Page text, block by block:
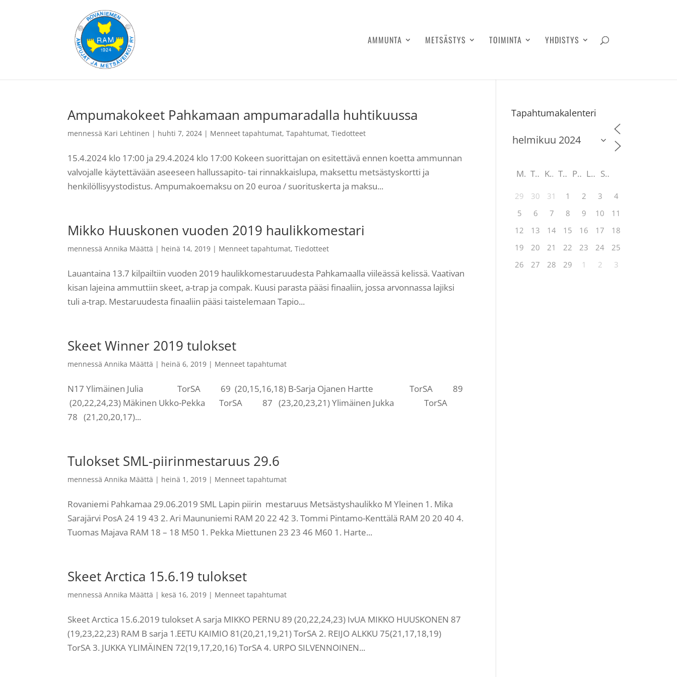
AMMUNTA METSÄSTYS TOIMINTA YHDISTYS
Ampumakokeet Pahkamaan ampumaradalla huhtikuussa
mennessä Kari Lehtinen | huhti 7, 2024 | Menneet tapahtumat,Tapahtumat,Tiedotteet
15.4.2024 klo 17:00 ja 29.4.2024 klo 17:00 Kokeen suorittajan on esitettävä ennen koetta ammunnan
valvojalle käytettävään aseeseen hallussapito- tai rinnakkaislupa, maksettu metsästyskortti ja
henkilöllisyystodistus. Ampumakoemaksu on 20 euroa / suorituskerta ja maksu...
Mikko Huuskonen vuoden 2019 haulikkomestari
mennessäAnnika Määttä | heinä 14, 2019 | Menneet tapahtumat,Tiedotteet
Lauantaina 13.7 kilpailtiin vuoden 2019 haulikkomestaruudesta Pahkamaalla viileässä kelissä. Vaativan
kisan lajeina ammuttiin skeet, a-trap ja compak. Kuusi parasta pääsi finaaliin, jossa arvonnassa lajiksi
tuli a-trap. Mestaruudesta finaaliin pääsi taistelemaan Tapio...
Skeet Winner 2019 tulokset
mennessäAnnika Määttä | heinä 6, 2019 | Menneet tapahtumat
N17 Ylimäinen Julia TorSA 69 (20,15,16,18) B-Sarja Ojanen Hartte TorSA 89
(20,22,24,23) Mäkinen Ukko-Pekka TorSA 87 (23,20,23,21) Ylimäinen Jukka TorSA
78 (21,20,20,17)...
Tulokset SML-piirinmestaruus 29.6
mennessäAnnika Määttä | heinä 1, 2019 | Menneet tapahtumat
Rovaniemi Pahkamaa 29.06.2019 SML Lapin piirin mestaruus Metsästyshaulikko M Yleinen 1. Mika
Sarajärvi PosA 24 19 43 2. Ari Maununiemi RAM 20 22 42 3. Tommi Pintamo-Kenttälä RAM 20 20 40 4.
Tuomas Majava RAM 18 – 18 M50 1. Pekka Miettunen 23 23 46 M60 1. Harte...
Skeet Arctica 15.6.19 tulokset
mennessäAnnika Määttä | kesä 16, 2019 | Menneet tapahtumat
Skeet Arctica 15.6.2019 tulokset A sarja MIKKO PERNU 89 (20,22,24,23) IvUA MIKKO HUUSKONEN 87
(19,23,22,23) RAM B sarja 1.EETU KAIMIO 81(20,21,19,21) TorSA 2. REIJO ALKKU 75(21,17,18,19)
TorSA 3. JUKKA YLIMÄINEN 72(19,17,20,16) TorSA 4. URPO SILVENNOINEN...
Tapahtumakalenteri
M T K T P L S
29 30 31 1 2 3
4
5
6 7 8 9 10
11
12
13 14 15 16 17
18
19
20 21 22 23 24
25
26
27 28 29 1 2 3